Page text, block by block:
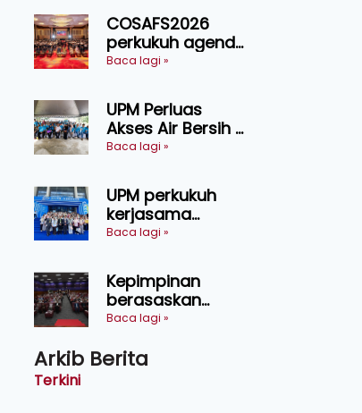
Narasi Nusantara
COSAFS2026
perkukuh agenda
keselamatan
AgriHub pacu
transformasi
pertanian
Sarawak
Baca lagi »
UPM Perluas
Akses Air Bersih di
31 Kediaman
Chini
Baca lagi »
UPM perkukuh
kerjasama
pendidikan pintar
lawatan rasmi ke
China
Baca lagi »
Kepimpinan
berasaskan
kepercayaan
kecemerlangan
Baca lagi »
Arkib Berita
Terkini